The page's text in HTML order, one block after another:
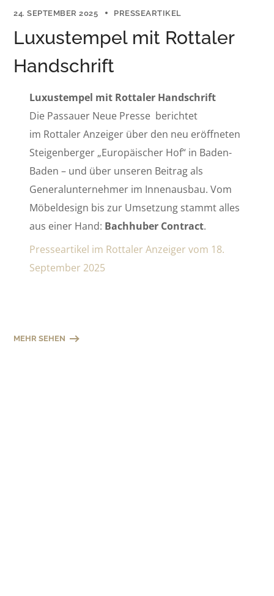
24. SEPTEMBER 2025 PRESSEARTIKEL
Luxustempel mit Rottaler
Handschrift
Luxustempel mit Rottaler Handschrift
Die Passauer Neue Presse berichtet
im Rottaler Anzeiger über den neu eröffneten
Steigenberger „Europäischer Hof“ in Baden-
Baden – und über unseren Beitrag als
Generalunternehmer im Innenausbau. Vom
Möbeldesign bis zur Umsetzung stammt alles
aus einer Hand: Bachhuber Contract.
Presseartikel im Rottaler Anzeiger vom 18.
September 2025
MEHR SEHEN